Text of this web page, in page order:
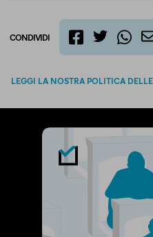
CONDIVIDI
LEGGI LA NOSTRA POLITICA